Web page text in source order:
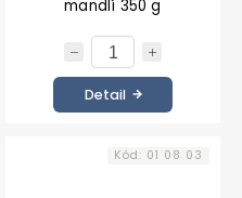
mandlí 350 g
Detail
Kód: 01 08 03